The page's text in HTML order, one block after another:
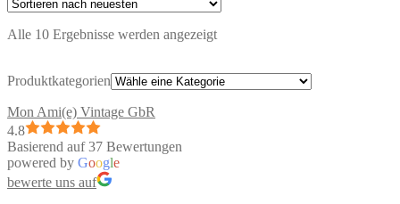
Alle 10 Ergebnisse werden angezeigtNach
Produktkategorien
Mon Ami(e) Vintage GbR
4.8
Basierend auf 37 Bewertungen
powered by Google
bewerte uns auf